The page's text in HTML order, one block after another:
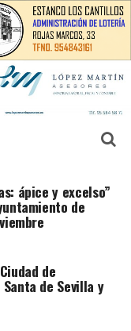
ápice y excelso”
de
de
de Sevilla y